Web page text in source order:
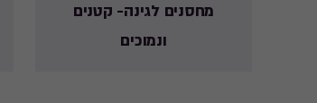
מחסנים לגינה- קטנים
ונמוכים